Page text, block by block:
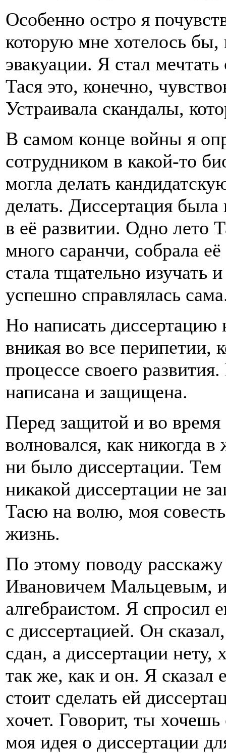
Особенно остро я
которую мне хотелось бы,
эвакуации. Я стал
Тася это, конечно,
Устраивала скандалы,
В самом конце войны я
сотрудником в какой-то
могла делать
делать. Диссертация
в её развитии. Одно лето
много саранчи, собрала
стала тщательно изучать
успешно справлялась
Но написать
вникая во все перипетии,
процессе своего
написана и защищена.
Перед защитой и во
волновался, как никогда
ни было диссертации. Тем
никакой диссертации не
Тасю на волю, моя
жизнь.
По этому поводу
Ивановичем Мальцевым,
алгебраистом. Я спросил
с диссертацией. Он
сдан, а диссертации нету,
так же, как и он. Я сказал
стоит сделать ей
хочет. Говорит, ты
моя идея о диссертации